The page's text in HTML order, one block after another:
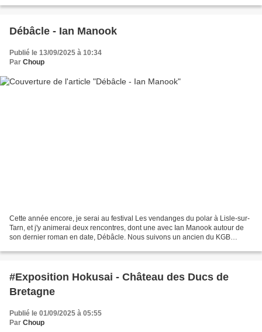
Débâcle - Ian Manook
Publié le 13/09/2025 à 10:34
Par Choup
Cette année encore, je serai au festival Les vendanges du polar à Lisle-sur-
Tarn, et j'y animerai deux rencontres, dont une avec Ian Manook autour de
son dernier roman en date, Débâcle. Nous suivons un ancien du KGB
#Exposition Hokusai - Château des Ducs de
Bretagne
Publié le 01/09/2025 à 05:55
Par Choup